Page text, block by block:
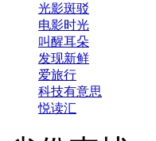
光影斑驳
电影时光
叫醒耳朵
发现新鲜
爱旅行
科技有意思
悦读汇